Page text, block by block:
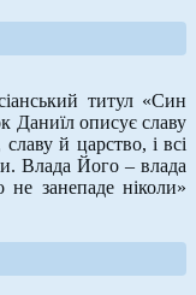
титул «Син
Даниїл описує славу
й царство, і всі
Влада Його – влада
занепаде ніколи»